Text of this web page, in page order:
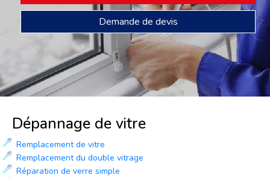
Demande de devis
Dépannage de vitre
Remplacement de vitre
Remplacement du double vitrage
Réparation de verre simple